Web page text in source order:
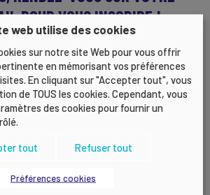
POUR VOUS INSCRIRE !
Rencontr’Eco :
La ZFE, quels
enjeux pour les
territoire ?
web utilise des cookies
sur notre site Web pour vous offrir
en mémorisant vos préférences
En cliquant sur "Accepter tout", vous
de TOUS les cookies. Cependant, vous
des cookies pour fournir un
tout Refuser tout
Préférences cookies